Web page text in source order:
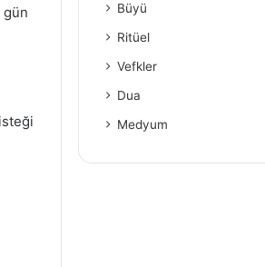
gün
Büyü
Ritüel
Vefkler
Dua
Medyum